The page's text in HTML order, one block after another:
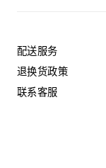
手镯，以避免氧化
性化学物质。所有
配送服务
退换货政策
联系客服